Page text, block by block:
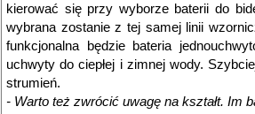
kierować się przy wyborze baterii do
wybrana zostanie z tej samej linii
funkcjonalna będzie bateria
uchwyty do ciepłej i zimnej wody.
strumień.
- Warto też zwrócić uwagę na kształt. Im